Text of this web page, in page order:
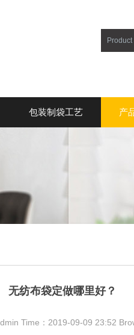
包装制袋工艺 产
无纺布袋定做哪里好？
Time：2019-09-09 23:52